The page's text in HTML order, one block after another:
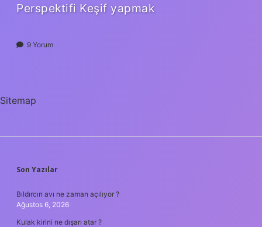
Perspektifi Keşif yapmak
9 Yorum
Sitemap
SIDEBAR
Son Yazılar
Bıldırcın avı ne zaman açılıyor ?
Ağustos 6, 2026
Kulak kirini ne dışarı atar ?